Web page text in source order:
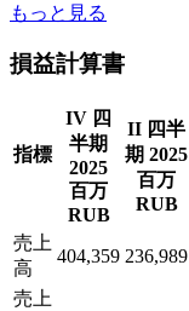
もっと見る
損益計算書
指標
IV 四
半期
2025
百万
RUB
II 四半
期 2025
百万
RUB
売上
高
404,359 236,989
売上